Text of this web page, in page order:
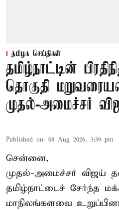
தமிழக செய்திகள்
தமிழ்நாட்டின்
தொகுதி
முதல்-அமைச்சர்
Published on: 08 Aug 2026, 3:59 pm
சென்னை,
முதல்-அமைச்சர் விஜய்
தமிழ்நாட்டைச் சேர்ந்த
மாநிலங்களவை